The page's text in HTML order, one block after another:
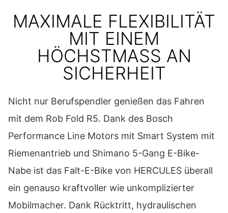
MAXIMALE FLEXIBILITÄT
MIT EINEM
HÖCHSTMASS AN
SICHERHEIT
Nicht nur Berufspendler genießen das Fahren
mit dem Rob Fold R5. Dank des Bosch
Performance Line Motors mit Smart System mit
Riemenantrieb und Shimano 5-Gang E-Bike-
Nabe ist das Falt-E-Bike von HERCULES überall
ein genauso kraftvoller wie unkomplizierter
Mobilmacher. Dank Rücktritt, hydraulischen